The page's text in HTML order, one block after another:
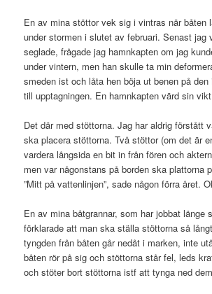
En av mina stöttor vek sig i vintras när båten
under stormen i slutet av februari. Senast jag
seglade, frågade jag hamnkapten om jag
under vintern, men han skulle ta min
smeden ist och låta hen böja ut benen på
till upptagningen. En hamnkapten värd sin
Det där med stöttorna. Jag har aldrig förstått
ska placera stöttorna. Två stöttor (om det är
vardera långsida en bit in från fören och
men var någonstans på borden ska plattorna
”Mitt på vattenlinjen”, sade någon förra året.
En av mina båtgrannar, som har jobbat länge
förklarade att man ska ställa stöttorna så
tyngden från båten går nedåt i marken, inte
båten rör på sig och stöttorna står fel, leds
och stöter bort stöttorna istf att tynga ned